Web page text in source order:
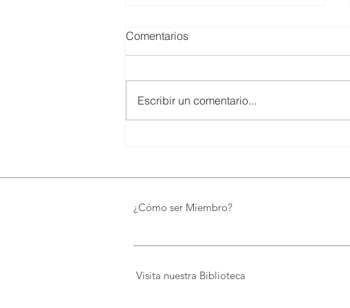
Biblioteca de FUNDACIÓN
preserva el patrimonio y
Comentarios
Escribir un comentario...
¿Cómo ser Miembro?
Visita nuestra Biblioteca